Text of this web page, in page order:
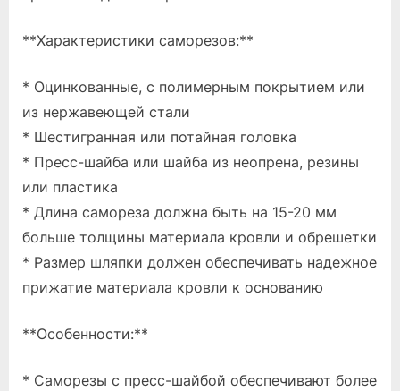
**Характеристики саморезов:**
* Оцинкованные, с полимерным покрытием или
из нержавеющей стали
* Шестигранная или потайная головка
* Пресс-шайба или шайба из неопрена, резины
или пластика
* Длина самореза должна быть на 15-20 мм
больше толщины материала кровли и обрешетки
* Размер шляпки должен обеспечивать надежное
прижатие материала кровли к основанию
**Особенности:**
* Саморезы с пресс-шайбой обеспечивают более